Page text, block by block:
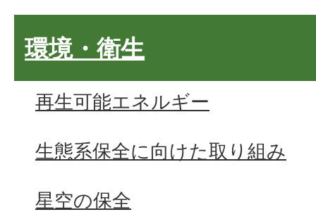
環境・衛生
再生可能エネルギー
生態系保全に向けた取り組み
星空の保全